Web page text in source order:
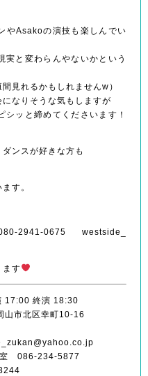
やAsakoの演技も楽しんでい
実と変わらんやないかという
見れるかもしれませんw）
なりそうな気もしますが
シッと締めてくださいます！
ンスが好きな方も
す。
2941-0675 westside_
ます
17:00 終演 18:30
山市北区幸町10-16
zukan@yahoo.co.jp
室 086-234-5877